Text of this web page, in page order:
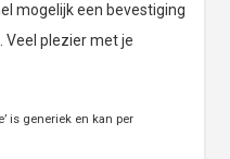
mogelijk een bevestiging
Veel plezier met je
is generiek en kan per